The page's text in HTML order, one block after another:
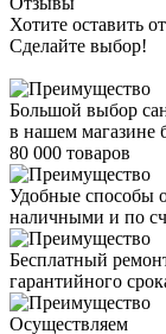
Хотите оставить
Сделайте выбор!
Большой выбор
в нашем магазине
80 000 товаров
Удобные способы
наличными и по
Бесплатный
гарантийного
Осуществляем